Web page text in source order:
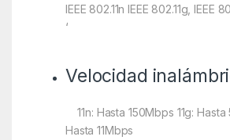
IEEE 802.11n IEEE 802.11g, IEEE
‘
Velocidad
11n: Hasta 150Mbps 11g: Hasta
Hasta 11Mbps